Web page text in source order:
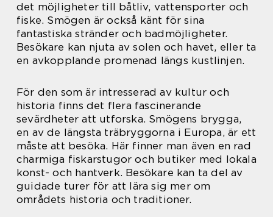
det möjligheter till båtliv, vattensporter och
fiske. Smögen är också känt för sina
fantastiska stränder och badmöjligheter.
Besökare kan njuta av solen och havet, eller ta
en avkopplande promenad längs kustlinjen.
För den som är intresserad av kultur och
historia finns det flera fascinerande
sevärdheter att utforska. Smögens brygga,
en av de längsta träbryggorna i Europa, är ett
måste att besöka. Här finner man även en rad
charmiga fiskarstugor och butiker med lokala
konst- och hantverk. Besökare kan ta del av
guidade turer för att lära sig mer om
områdets historia och traditioner.